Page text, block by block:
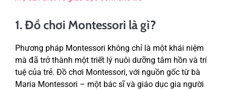
1. Đồ chơi Montessori là gì?
Phương pháp Montessori không chỉ là một khái niệm
mà đã trở thành một triết lý nuôi dưỡng tâm hồn và trí
tuệ của trẻ. Đồ chơi Montessori, với nguồn gốc từ bà
Maria Montessori – một bác sĩ và giáo dục gia người